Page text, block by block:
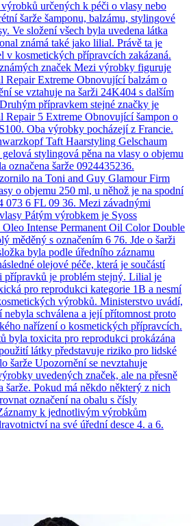
určených k péči o vlasy nebo
šarže šamponu, balzámu, stylingové
Ve složení všech byla uvedena látka
známá také jako lilial. Právě ta je
v kosmetických přípravcích zakázaná.
značek Mezi výrobky figuruje
Repair Extreme Obnovující balzám o
se vztahuje na šarži 24K404 s dalším
přípravkem stejné značky je
Repair 5 Extreme Obnovující šampon o
Oba výrobky pocházejí z Francie.
Taft Haarstyling Gelschaum
stylingová pěna na vlasy o objemu
označena šarže 0924435236.
na Toni and Guy Glamour Firm
o objemu 250 ml, u něhož je na spodní
073 6 FL 09 36. Mezi závadnými
Pátým výrobkem je Syoss
Oleo Intense Permanent Oil Color Double
měděný s označením 6 76. Jde o šarži
byla podle úředního záznamu
olejové péče, která je součástí
přípravků je problém stejný. Lilial je
pro reprodukci kategorie 1B a nesmí
výrobků. Ministerstvo uvádí,
schválena a její přítomnost proto
nařízení o kosmetických přípravcích.
byla toxicita pro reprodukci prokázána
látky představuje riziko pro lidské
šarže Upozornění se nevztahuje
uvedených značek, ale na přesně
Pokud má někdo některý z nich
označení na obalu s čísly
k jednotlivým výrobkům
na své úřední desce 4. a 6.